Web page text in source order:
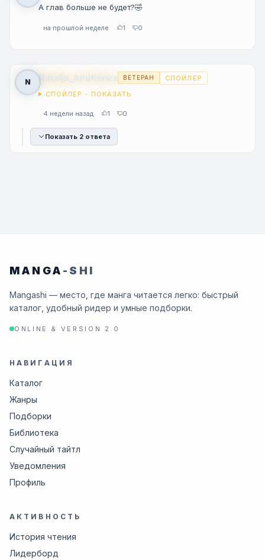
А глав больше не будет?🤣
на прошлой неделе 1 0
N Natalja_Anufriewa ВЕТЕРАН
СПОЙЛЕР
СПОЙЛЕР - ПОКАЗАТЬ
4 недели назад 1 0
Показать 2 ответа
MANGA -SHI
Mangashi — место, где манга читается легко: быстрый
каталог, удобный ридер и умные подборки.
ONLINE & VERSION 2.0
НАВИГАЦИЯ
Каталог
Жанры
Подборки
Библиотека
Случайный тайтл
Уведомления
Профиль
АКТИВНОСТЬ
История чтения
Лидерборд